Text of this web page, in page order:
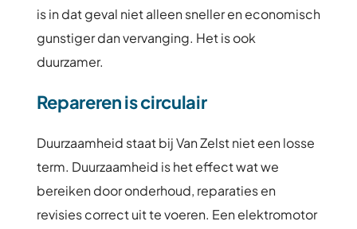
is in dat geval niet alleen sneller en economisch
gunstiger dan vervanging. Het is ook
duurzamer.
Repareren is circulair
Duurzaamheid staat bij Van Zelst niet een losse
term. Duurzaamheid is het effect wat we
bereiken door onderhoud, reparaties en
revisies correct uit te voeren. Een elektromotor